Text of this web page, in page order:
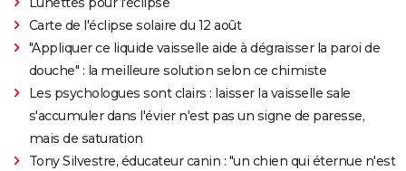
Carte de l'éclipse solaire du 12 août
"Appliquer ce liquide vaisselle aide à dégraisser la paroi de
douche" : la meilleure solution selon ce chimiste
Les psychologues sont clairs : laisser la vaisselle sale
s'accumuler dans l'évier n'est pas un signe de paresse,
mais de saturation
Tony Silvestre, éducateur canin : "un chien qui éternue n'est